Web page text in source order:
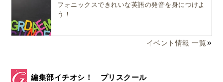
あり絵本選びに便利です！
Hairy Maclaryの公式サイトの“
うところで無料の試し読みができるので、興味を持た
れた方はご覧になってみてください。
日本のAmazonでもHairy Maclaryシリーズ
フォニックスできれいな英語の発音を身につけよ
う！
イベント情報 一覧
編集部イチオシ！ プリスクール